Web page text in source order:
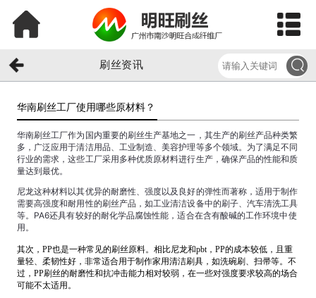
刷丝资讯
华南刷丝工厂使用哪些原材料？​
华南刷丝工厂作为国内重要的刷丝生产基地之一，其生产的刷丝产品种类繁
多，广泛应用于清洁用品、工业制造、美容护理等多个领域。为了满足不同
行业的需求，这些工厂采用多种优质原材料进行生产，确保产品的性能和质
量达到最优。
尼龙这种材料以其优异的耐磨性、强度以及良好的弹性而著称，适用于制作
需要高强度和耐用性的刷丝产品，如工业清洁设备中的刷子、汽车清洗工具
等。PA6还具有较好的耐化学品腐蚀性能，适合在含有酸碱的工作环境中使
用。
其次，PP也是一种常见的刷丝原料。相比尼龙和pbt，PP的成本较低，且重
量轻、柔韧性好，非常适合用于制作家用清洁刷具，如洗碗刷、扫帚等。不
过，PP刷丝的耐磨性和抗冲击能力相对较弱，在一些对强度要求较高的场合
可能不太适用。